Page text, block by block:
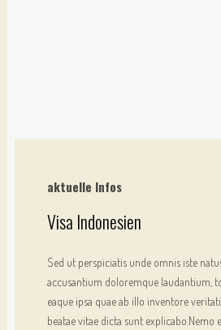
aktuelle Infos
Visa Indonesien
Sed ut perspiciatis unde omnis iste
accusantium doloremque laudantium,
eaque ipsa quae ab illo inventore
beatae vitae dicta sunt explicabo.Nemo